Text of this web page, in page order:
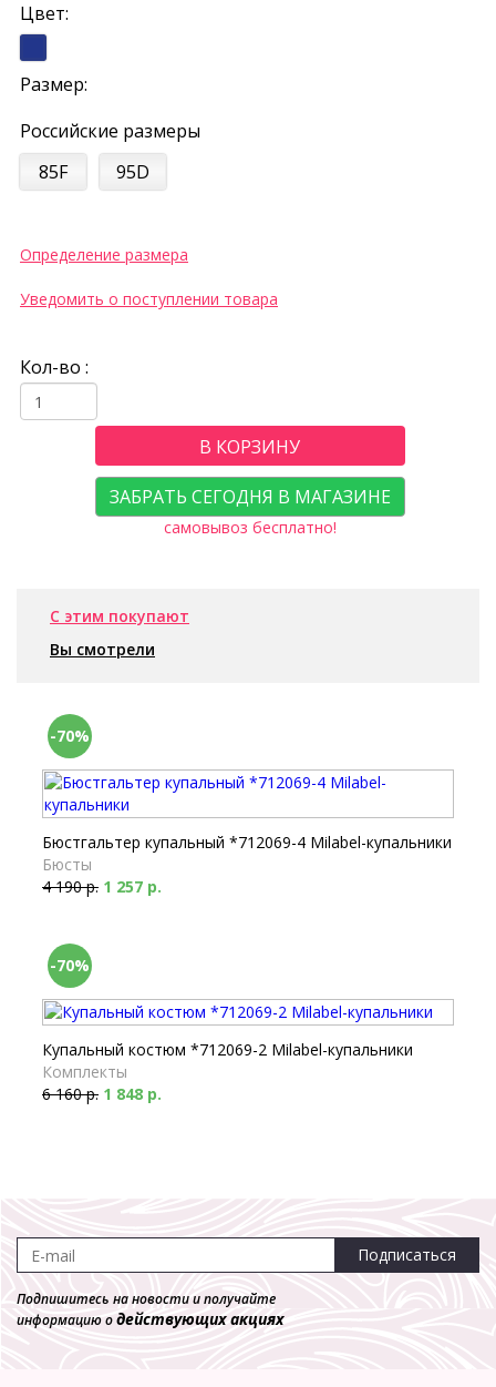
Цвет:
Размер:
Российские размеры
85F
95D
Определение размера
Уведомить о поступлении товара
Кол-во :
В КОРЗИНУ
ЗАБРАТЬ СЕГОДНЯ В МАГАЗИНЕ
самовывоз бесплатно!
С этим покупают
Вы смотрели
-70%
Бюстгальтер купальный *712069-4 Milabel-купальники
Бюсты
4 190 р. 1 257 р.
-70%
Купальный костюм *712069-2 Milabel-купальники
Комплекты
6 160 р. 1 848 р.
Бюстгальтер купальный *732069-10 Milabel-
купальники
Бюсты
Подписаться
Подпишитесь на новости и получайте
информацию одействующих акциях